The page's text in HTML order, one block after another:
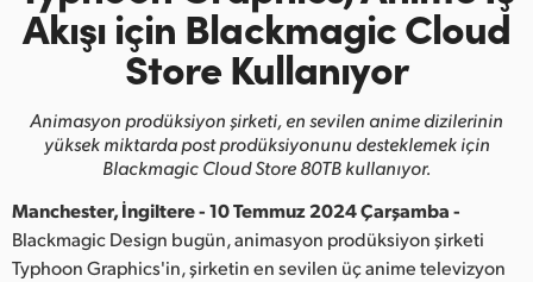
Finland
France
Hong Kong SAR, China
India
Italy
Akışıiçin Blackmagic Cloud
Store Kullanıyor
Animasyon prodüksiyon şirketi, en sevilen anime dizilerinin
yüksek miktardapost prodüksiyonunu desteklemek için
Blackmagic Cloud Store 80TB kullanıyor.
Manchester, İngiltere - 10 Temmuz 2024 Çarşamba -
Blackmagic Design bugün, animasyon prodüksiyon şirketi
Typhoon Graphics'in, şirketin en sevilen üç anime televizyon